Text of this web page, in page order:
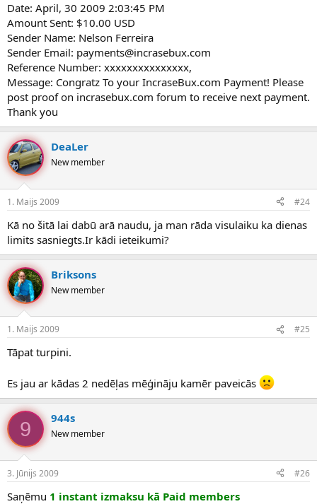
Date: April, 30 2009 2:03:45 PM
Amount Sent: $10.00 USD
Sender Name: Nelson Ferreira
Sender Email: payments@incrasebux.com
Reference Number: xxxxxxxxxxxxxxx,
Message: Congratz To your IncraseBux.com Payment! Please
post proof on incrasebux.com forum to receive next payment.
Thank you
DeaLer
New member
1. Maijs 2009 #24
Kā no šitā lai dabū arā naudu, ja man rāda visulaiku ka dienas
limits sasniegts.Ir kādi ieteikumi?
Briksons
New member
1. Maijs 2009 #25
Tāpat turpini.
Es jau ar kādas 2 nedēļas mēģināju kamēr paveicās
9 944s
New member
3. Jūnijs 2009 #26
Saņēmu 1 instant izmaksu kā Paid members